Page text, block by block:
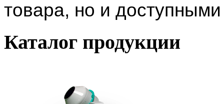
товара, но и
Каталог продукции